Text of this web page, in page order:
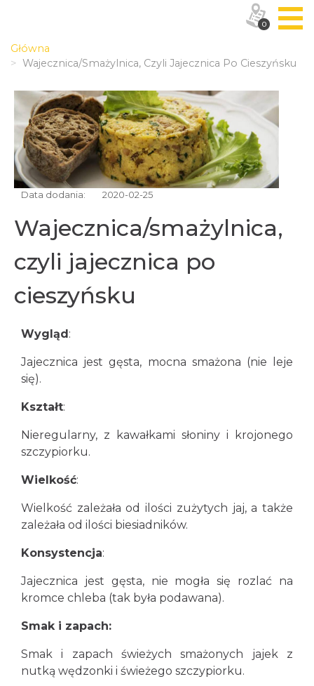
Główna
Wajecznica/smażylnica, Czyli Jajecznica Po Cieszyńsku
Data dodania: 2020-02-25
Wajecznica/smażylnica,
czyli jajecznica po
cieszyńsku
Wygląd:
Jajecznica jest gęsta, mocna smażona (nie leje
się).
Kształt:
Nieregularny, z kawałkami słoniny i krojonego
szczypiorku.
Wielkość:
Wielkość zależała od ilości zużytych jaj, a także
zależała od ilości biesiadników.
Konsystencja:
Jajecznica jest gęsta, nie mogła się rozlać na
kromce chleba (tak była podawana).
Smak i zapach:
Smak i zapach świeżych smażonych jajek z
nutką wędzonki i świeżego szczypiorku.
0